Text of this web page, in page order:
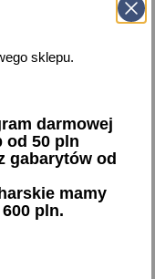
temperatury
Daewoo Lanos
Dodaj
- +
sklepu.
darmowej
od 50 pln
gabarytów od
mamy
pln.